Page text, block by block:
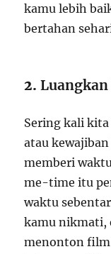
kamu lebih
bertahan
2.
Sering kali
atau
memberi
me-time itu
waktu
kamu nikmati,
menonton film